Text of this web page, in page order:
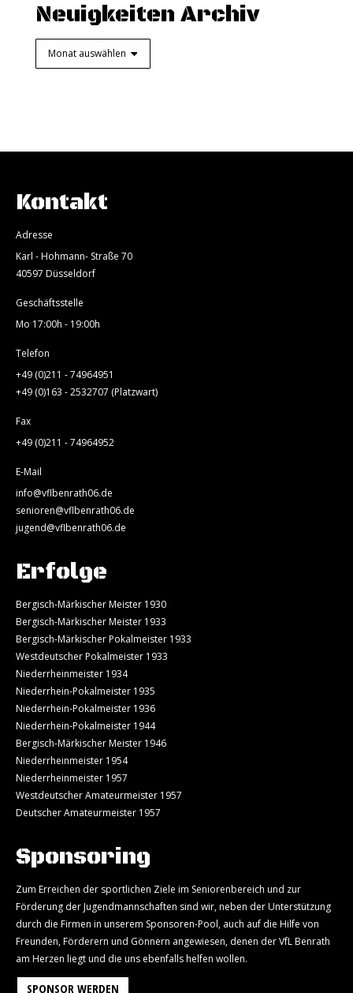
Neuigkeiten Archiv
Kontakt
Adresse
Karl - Hohmann- Straße 70
40597 Düsseldorf
Geschäftsstelle
Mo 17:00h - 19:00h
Telefon
+49 (0)211 - 74964951
+49 (0)163 - 2532707 (Platzwart)
Fax
+49 (0)211 - 74964952
E-Mail
info@vflbenrath06.de
senioren@vflbenrath06.de
jugend@vflbenrath06.de
Erfolge
Bergisch-Märkischer Meister 1930
Bergisch-Märkischer Meister 1933
Bergisch-Märkischer Pokalmeister 1933
Westdeutscher Pokalmeister 1933
Niederrheinmeister 1934
Niederrhein-Pokalmeister 1935
Niederrhein-Pokalmeister 1936
Niederrhein-Pokalmeister 1944
Bergisch-Märkischer Meister 1946
Niederrheinmeister 1954
Niederrheinmeister 1957
Westdeutscher Amateurmeister 1957
Deutscher Amateurmeister 1957
Sponsoring
Zum Erreichen der sportlichen Ziele im Seniorenbereich und zur
Förderung der Jugendmannschaften sind wir, neben der Unterstützung
durch die Firmen in unserem Sponsoren-Pool, auch auf die Hilfe von
Freunden, Förderern und Gönnern angewiesen, denen der VfL Benrath
am Herzen liegt und die uns ebenfalls helfen wollen.
SPONSOR WERDEN